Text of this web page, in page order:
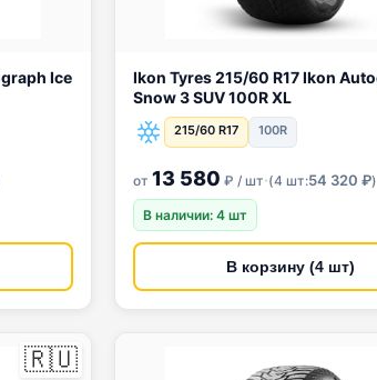
Ikon Tyres 215/60 R17 Ikon Autograph
Snow 3 SUV 100R XL
215/60 R17 100R
от 13 580 ₽ / шт·(4 шт:54 320 ₽)
В наличии: 4 шт
В корзину (4 шт)
🇷🇺